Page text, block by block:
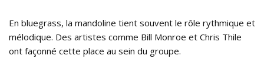
En bluegrass, la mandoline tient souvent le rôle rythmique et
mélodique. Des artistes comme Bill Monroe et Chris Thile
ont façonné cette place au sein du groupe.